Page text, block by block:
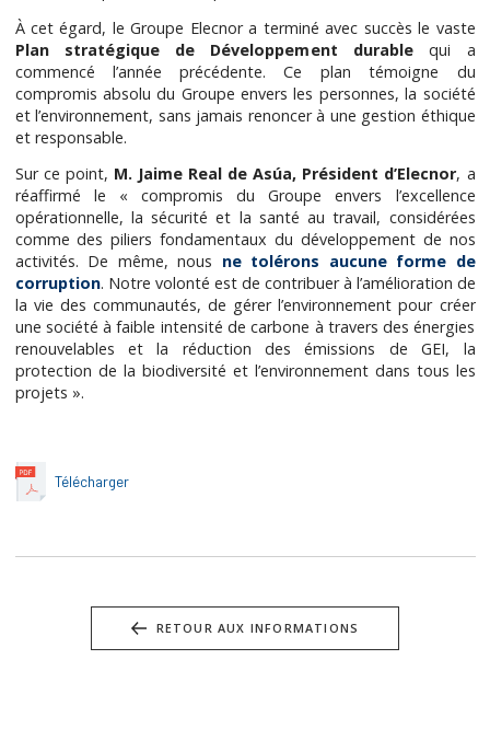
À cet égard, le Groupe Elecnor a terminé avec succès le vaste
Plan stratégique de Développement durablequi a
commencé l’année précédente. Ce plan témoigne du
compromis absolu du Groupe envers les personnes, la société
et l’environnement, sans jamais renoncer à une gestion éthique
et responsable.
Sur ce point, M. Jaime Real de Asúa, Président d’Elecnor, a
réaffirmé le « compromis du Groupe envers l’excellence
opérationnelle, la sécurité et la santé au travail, considérées
comme des piliers fondamentaux du développement de nos
activités. De même, nous ne tolérons aucune forme de
corruption. Notre volonté est de contribuer à l’amélioration de
la vie des communautés, de gérer l’environnement pour créer
une société à faible intensité de carbone à travers des énergies
renouvelables et la réduction des émissions de GEI, la
protection de la biodiversité et l’environnement dans tous les
projets ».
Télécharger
RETOUR AUX INFORMATIONS